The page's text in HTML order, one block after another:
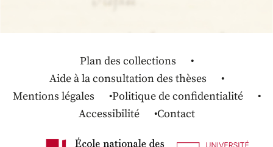
Plan des collections
Aide à la consultation des thèses
Mentions légales
Politique de confidentialité
Accessibilité
Contact